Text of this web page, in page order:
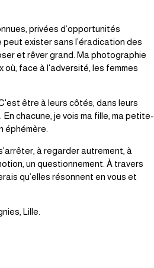
privées d’opportunités
exister sans l’éradication des
et rêver grand. Ma photographie
face à l'adversité, les femmes
être à leurs côtés, dans leurs
chacune, je vois ma fille, ma petite-
éphémère.
à regarder autrement, à
un questionnement. À travers
qu’elles résonnent en vous et
Lille.